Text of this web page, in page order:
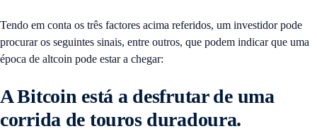
Tendo em conta os três factores acima referidos, um investidor pode
procurar os seguintes sinais, entre outros, que podem indicar que uma
época de altcoin pode estar a chegar:
A Bitcoin está a desfrutar de uma
corrida de touros duradoura.